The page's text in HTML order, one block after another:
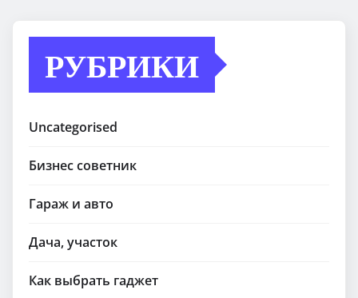
РУБРИКИ
Uncategorised
Бизнес советник
Гараж и авто
Дача, участок
Как выбрать гаджет